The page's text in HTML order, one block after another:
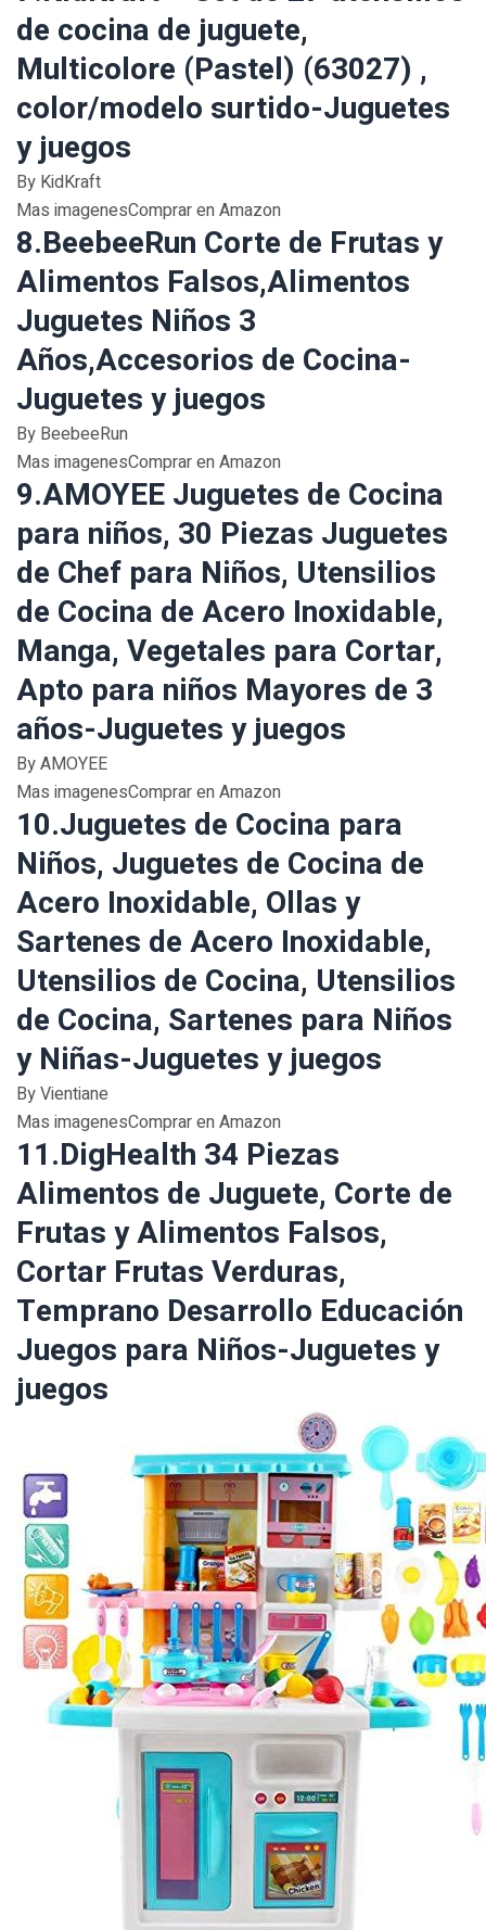
de cocina de juguete,
Multicolore (Pastel) (63027) ,
color/modelo surtido-Juguetes
y juegos
By KidKraft
Mas imagenesComprar en Amazon
8.BeebeeRun Corte de Frutas y
Alimentos Falsos,Alimentos
Juguetes Niños 3
Años,Accesorios de Cocina-
Juguetes y juegos
By BeebeeRun
Mas imagenesComprar en Amazon
9.AMOYEE Juguetes de Cocina
para niños, 30 Piezas Juguetes
de Chef para Niños, Utensilios
de Cocina de Acero Inoxidable,
Manga, Vegetales para Cortar,
Apto para niños Mayores de 3
años-Juguetes y juegos
By AMOYEE
Mas imagenesComprar en Amazon
10.Juguetes de Cocina para
Niños, Juguetes de Cocina de
Acero Inoxidable, Ollas y
Sartenes de Acero Inoxidable,
Utensilios de Cocina, Utensilios
de Cocina, Sartenes para Niños
y Niñas-Juguetes y juegos
By Vientiane
Mas imagenesComprar en Amazon
11.DigHealth 34 Piezas
Alimentos de Juguete, Corte de
Frutas y Alimentos Falsos,
Cortar Frutas Verduras,
Temprano Desarrollo Educación
Juegos para Niños-Juguetes y
juegos